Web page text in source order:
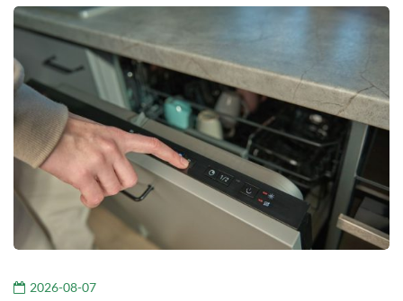
2026-08-07